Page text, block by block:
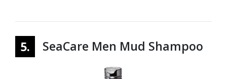
5. SeaCare Men Mud Shampoo